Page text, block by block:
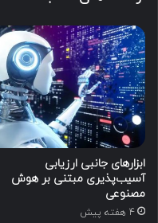
ابزارهای جانبی ارزیابی
آسیب‌پذیری مبتنی بر هوش
مصنوعی
4 هفته پیش